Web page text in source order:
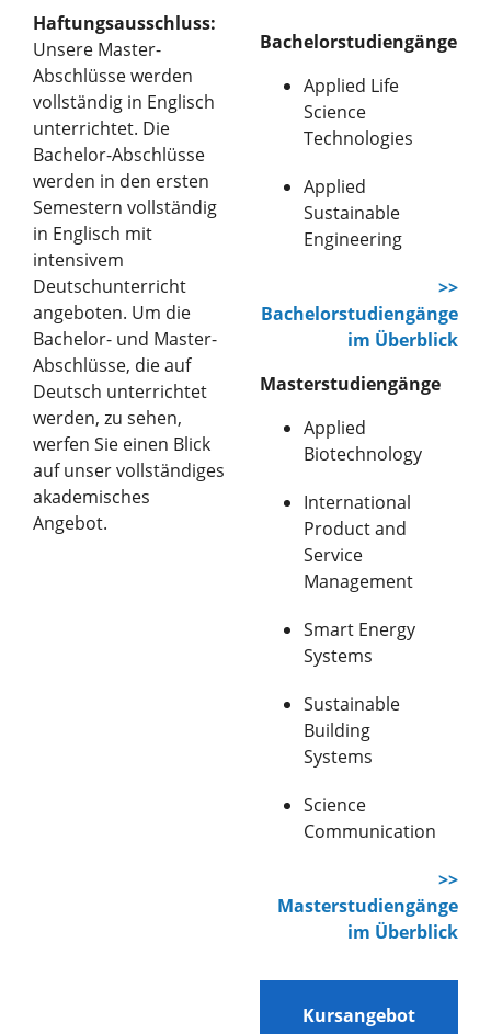
Haftungsausschluss:
Unsere Master-
Abschlüsse werden
vollständig in Englisch
unterrichtet. Die
Bachelor-Abschlüsse
werden in den ersten
Semestern vollständig
in Englisch mit
intensivem
Deutschunterricht
angeboten. Um die
Bachelor- und Master-
Abschlüsse, die auf
Deutsch unterrichtet
werden, zu sehen,
werfen Sie einen Blick
auf unser vollständiges
akademisches
Angebot.
Bachelorstudiengänge
Applied Life
Science
Technologies
Applied
Sustainable
Engineering
>>
Bachelorstudiengänge
im Überblick
Masterstudiengänge
Applied
Biotechnology
International
Product and
Service
Management
Smart Energy
Systems
Sustainable
Building
Systems
Science
Communication
>>
Masterstudiengänge
im Überblick
Kursangebot